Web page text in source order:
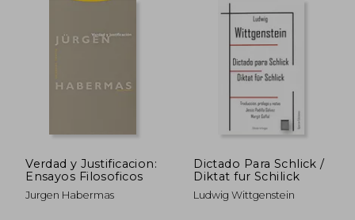
Verdad y Justificacion:
Ensayos Filosoficos
Jurgen Habermas
Dictado Para Schlick /
Diktat fur Schilick
Ludwig Wittgenstein